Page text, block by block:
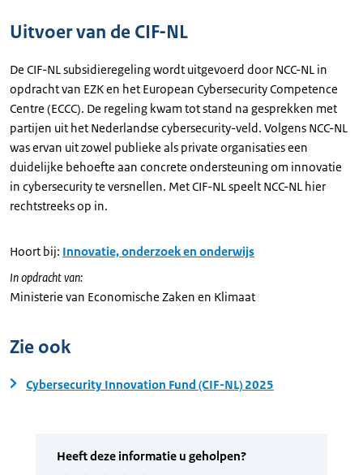
Uitvoer van de CIF-NL
De CIF-NL subsidieregeling wordt uitgevoerd door NCC-NL in
opdracht van EZK en het European Cybersecurity Competence
Centre (ECCC). De regeling kwam tot stand na gesprekken met
partijen uit het Nederlandse cybersecurity-veld. Volgens NCC-NL
was ervan uit zowel publieke als private organisaties een
duidelijke behoefte aan concrete ondersteuning om innovatie
in cybersecurity te versnellen. Met CIF-NL speelt NCC-NL hier
rechtstreeks op in.
Hoort bij: Innovatie, onderzoek en onderwijs
In opdracht van:
Ministerie van Economische Zaken en Klimaat
Zie ook
Cybersecurity Innovation Fund (CIF-NL) 2025